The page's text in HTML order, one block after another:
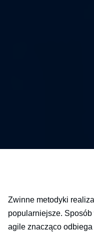
Zwinne metodyki
popularniejsze.
agile znacząco